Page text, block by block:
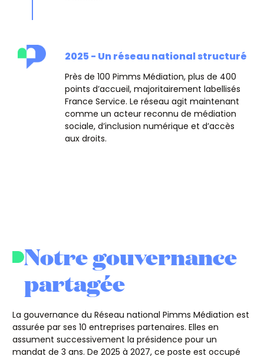
2025 - Un réseau national structuré
Près de 100 Pimms Médiation, plus de 400
points d’accueil, majoritairement labellisés
France Service. Le réseau agit maintenant
comme un acteur reconnu de médiation
sociale, d’inclusion numérique et d’accès
aux droits.
Notre gouvernance
partagée
La gouvernance du Réseau national Pimms Médiation est
assurée par ses 10 entreprises partenaires. Elles en
assument successivement la présidence pour un
mandat de 3 ans. De 2025 à 2027, ce poste est occupé